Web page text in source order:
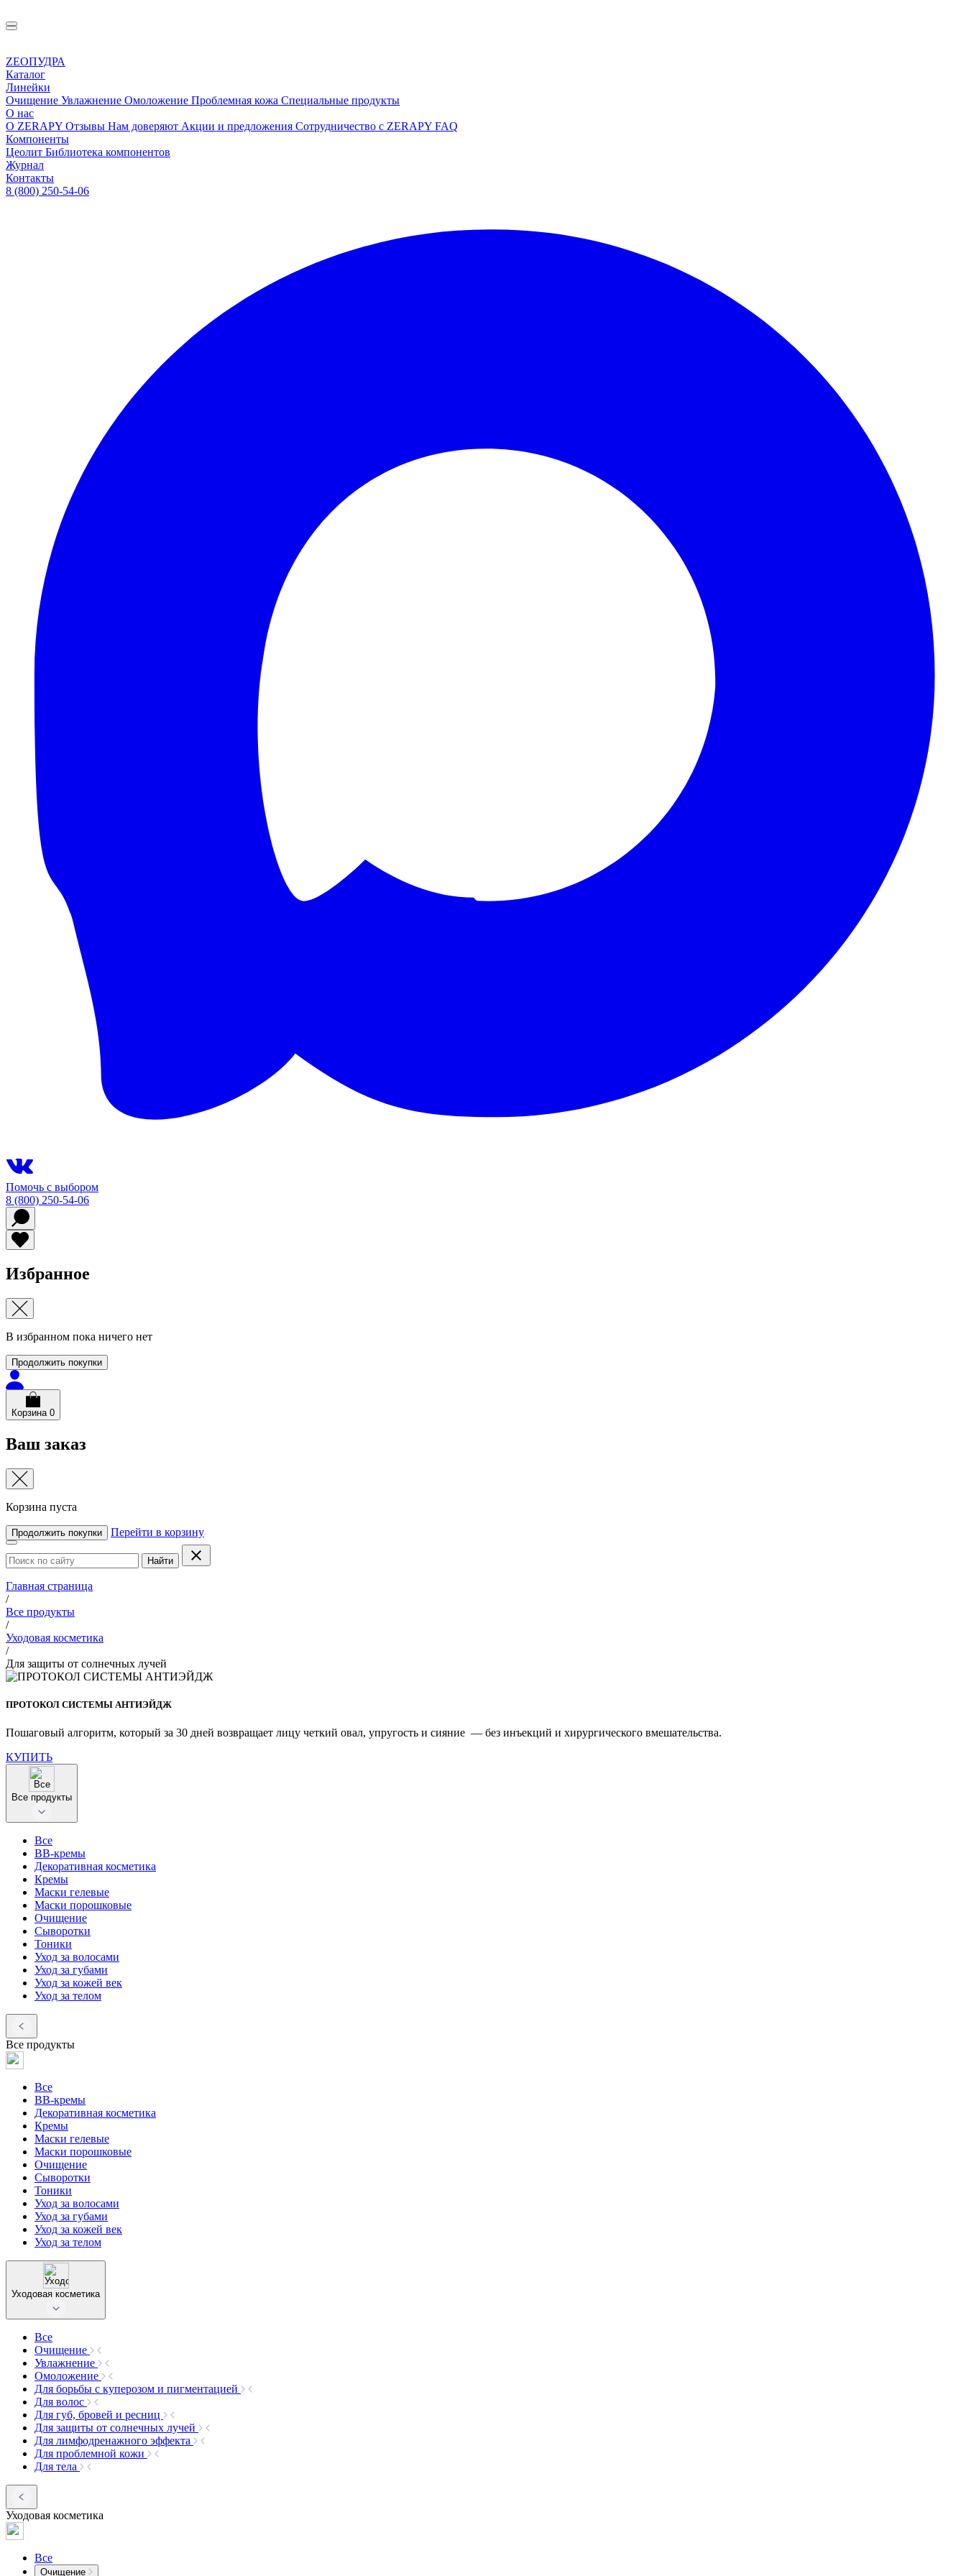
ZEOПУДРА
Каталог
Линейки
Очищение Увлажнение Омоложение Проблемная кожа Специальные продукты
О нас
О ZERAPY Отзывы Нам доверяют Акции и предложения Сотрудничество с ZERAPY FAQ
Компоненты
Цеолит Библиотека компонентов
Журнал
Контакты
8 (800) 250-54-06
Помочь с выбором
8 (800) 250-54-06
Избранное
В избранном пока ничего нет
Продолжить покупки
Корзина 0
Ваш заказ
Корзина пуста
Продолжить покупки Перейти в корзину
Найти
Главная страница
/
Все продукты
/
Уходовая косметика
/
Для защиты от солнечных лучей
ПРОТОКОЛ СИСТЕМЫ АНТИЭЙДЖ
Пошаговый алгоритм, который за 30 дней возвращает лицу четкий овал, упругость и сияние — без инъекций и хирургического вмешательства.
КУПИТЬ
Все продукты
Все
BB-кремы
Декоративная косметика
Кремы
Маски гелевые
Маски порошковые
Очищение
Сыворотки
Тоники
Уход за волосами
Уход за губами
Уход за кожей век
Уход за телом
Все продукты
Все
BB-кремы
Декоративная косметика
Кремы
Маски гелевые
Маски порошковые
Очищение
Сыворотки
Тоники
Уход за волосами
Уход за губами
Уход за кожей век
Уход за телом
Уходовая косметика
Все
Очищение
Увлажнение
Омоложение
Для борьбы с куперозом и пигментацией
Для волос
Для губ, бровей и ресниц
Для защиты от солнечных лучей
Для лимфодренажного эффекта
Для проблемной кожи
Для тела
Уходовая косметика
Все
Очищение